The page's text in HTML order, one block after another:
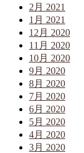
2月 2021
1月 2021
12月 2020
11月 2020
10月 2020
9月 2020
8月 2020
7月 2020
6月 2020
5月 2020
4月 2020
3月 2020